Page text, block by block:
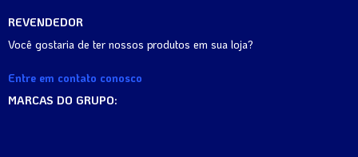
REVENDEDOR
Você gostaria de ter nossos produtos em sua loja?
Entre em contato conosco
MARCAS DO GRUPO: